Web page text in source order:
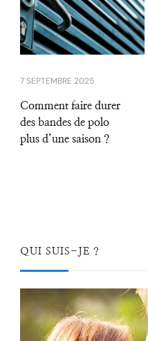
7 SEPTEMBRE 2025
Comment faire durer
des bandes de polo
plus d’une saison ?
QUI SUIS-JE ?